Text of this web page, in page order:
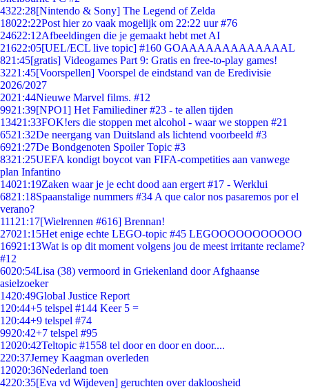
4322:28[Nintendo & Sony] The Legend of Zelda
18022:22Post hier zo vaak mogelijk om 22:22 uur #76
24622:12Afbeeldingen die je gemaakt hebt met AI
21622:05[UEL/ECL live topic] #160 GOAAAAAAAAAAAAAL
821:45[gratis] Videogames Part 9: Gratis en free-to-play games!
3221:45[Voorspellen] Voorspel de eindstand van de Eredivisie
2026/2027
2021:44Nieuwe Marvel films. #12
9921:39[NPO1] Het Familiediner #23 - te allen tijden
13421:33FOK!ers die stoppen met alcohol - waar we stoppen #21
6521:32De neergang van Duitsland als lichtend voorbeeld #3
6921:27De Bondgenoten Spoiler Topic #3
8321:25UEFA kondigt boycot van FIFA-competities aan vanwege
plan Infantino
14021:19Zaken waar je je echt dood aan ergert #17 - Werklui
6821:18Spaanstalige nummers #34 A que calor nos pasaremos por el
verano?
111 21:17[Wielrennen #616] Brennan!
27021:15Het enige echte LEGO-topic #45 LEGOOOOOOOOOOO
16921:13Wat is op dit moment volgens jou de meest irritante reclame?
#12
6020:54Lisa (38) vermoord in Griekenland door Afghaanse
asielzoeker
1420:49Global Justice Report
1 20:44+5 telspel #144 Keer 5 =
1 20:44+9 telspel #74
9920:42+7 telspel #95
12020:42Teltopic #1558 tel door en door en door....
220:37Jerney Kaagman overleden
12020:36Nederland toen
4220:35[Eva vd Wijdeven] geruchten over dakloosheid